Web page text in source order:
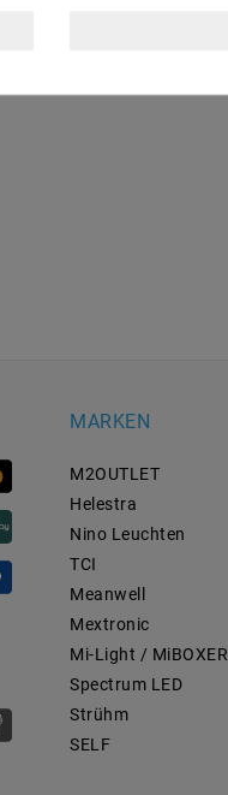
MARKEN
M2OUTLET
Helestra
Nino Leuchten
TCI
Meanwell
Mextronic
Mi-Light / MiBOXER
Spectrum LED
Strühm
SELF